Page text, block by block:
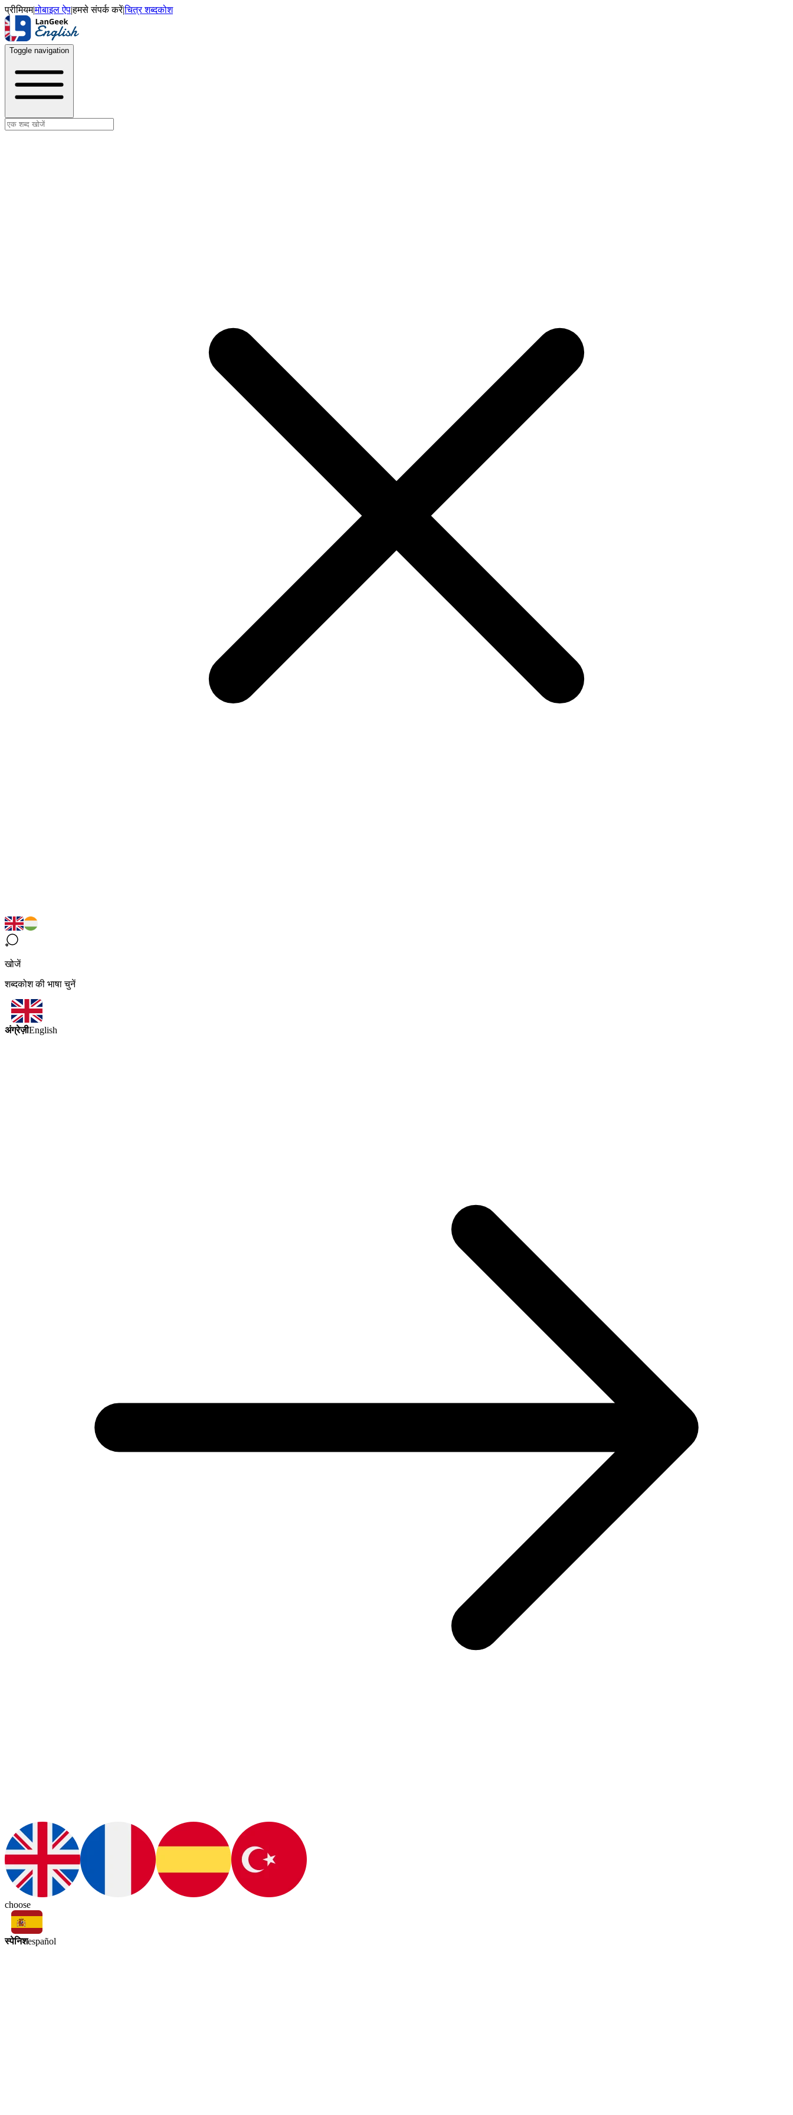
प्रीमियम|मोबाइल ऐप|हमसे संपर्क करें|चित्र शब्दकोश
Toggle navigation
खोजें
शब्दकोश की भाषा चुनें
अंग्रेज़ीEnglish
choose
स्पेनिशespañol